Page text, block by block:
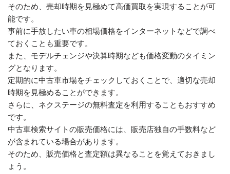
そのため、売却時期を見極めて高価買取を実現することが可
能です。
事前に手放したい車の相場価格をインターネットなどで調べ
ておくことも重要です。
また、モデルチェンジや決算時期なども価格変動のタイミン
グとなります。
定期的に中古車市場をチェックしておくことで、適切な売却
時期を見極めることができます。
さらに、ネクステージの無料査定を利用することもおすすめ
です。
中古車検索サイトの販売価格には、販売店独自の手数料など
が含まれている場合があります。
そのため、販売価格と査定額は異なることを覚えておきまし
ょう。